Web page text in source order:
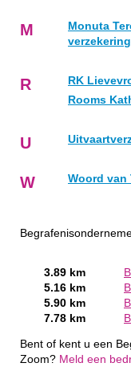
M
Monuta
R
RK
Rooms
U
W Woord van
3.89 km
5.16 km
5.90 km
7.78 km
Bent of kent u een
Zoom? Meld een